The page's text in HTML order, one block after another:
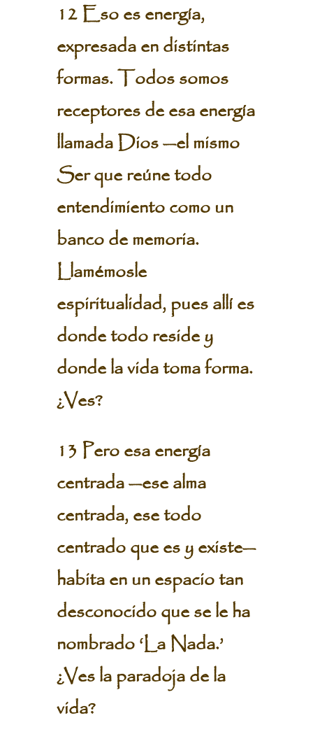
12 Eso es energía,
expresada en distintas
formas. Todos somos
receptores de esa energía
llamada Dios —el mismo
Ser que reúne todo
entendimiento como un
banco de memoria.
Llamémosle
espiritualidad, pues allí es
donde todo reside y
donde la vida toma forma.
¿Ves?
13 Pero esa energía
centrada —ese alma
centrada, ese todo
centrado que es y existe—
habita en un espacio tan
desconocido que se le ha
nombrado ‘La Nada.’
¿Ves la paradoja de la
vida?